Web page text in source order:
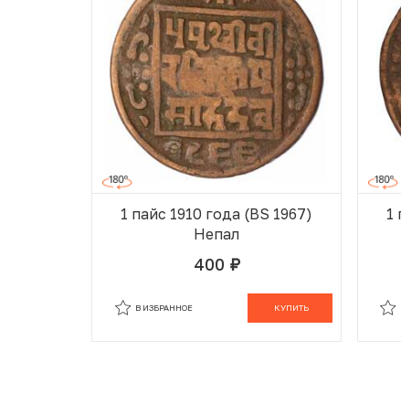
1 пайс 1910 года (BS 1967)
Непал
400 руб.
КУПИТЬ
В ИЗБРАННОЕ
1